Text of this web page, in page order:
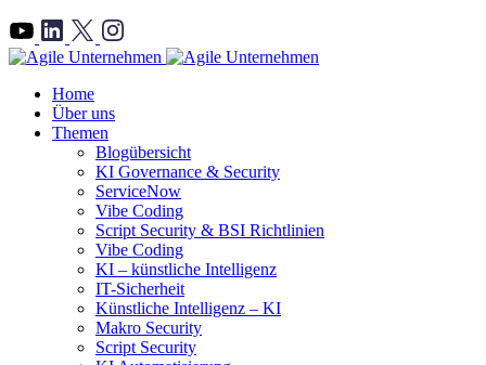
">
Home
Über uns
Themen
Blogübersicht
KI Governance & Security
ServiceNow
Vibe Coding
Script Security & BSI Richtlinien
Vibe Coding
KI – künstliche Intelligenz
IT-Sicherheit
Künstliche Intelligenz – KI
Makro Security
Script Security